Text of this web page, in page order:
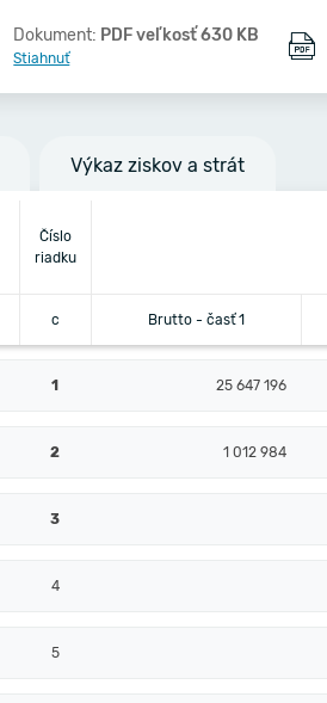
Dokument: PDF veľkosť 630 KB
Stiahnuť
Výkaz ziskov a strát
Číslo
riadku
c Brutto - časť 1
1 25 647 196
2 1 012 984
3
4
5